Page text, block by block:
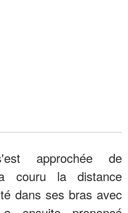
approchée de
couru la distance
dans ses bras avec